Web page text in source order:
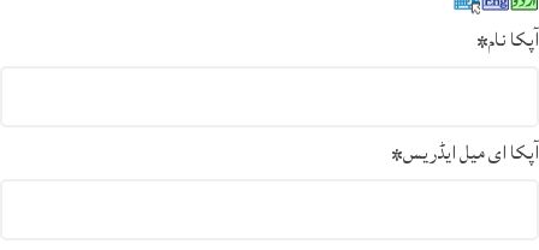
آپکا نام*
آپکا ای میل ایڈریس*